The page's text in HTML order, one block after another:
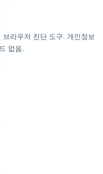
라우저 진단 도구. 개인정보
없음.